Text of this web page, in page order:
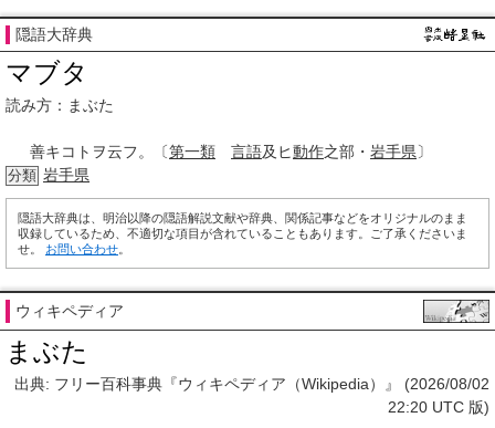
隠語大辞典
マブタ
読み方：まぶた
善キコトヲ云フ。〔第一類 言語及ヒ動作之部・ 岩手県〕
分類 岩手県
隠語大辞典は、明治以降の隠語解説文献や辞典、関係記事などをオリジナルのまま
収録しているため、不適切な項目が含れていることもあります。ご了承くださいま
せ。 お問い合わせ
ウィキペディア
まぶた
出典: フリー百科事典『ウィキペディア（Wikipedia）』 (2026/08/02
22:20 UTC 版)